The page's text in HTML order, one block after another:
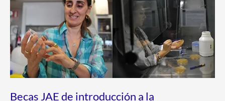
Becas JAE de introducción a la
impulsadas
por
el
CSIC